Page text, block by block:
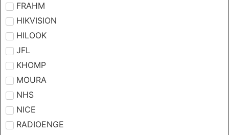
FRAHM
HIKVISION
HILOOK
JFL
KHOMP
MOURA
NHS
NICE
RADIOENGE